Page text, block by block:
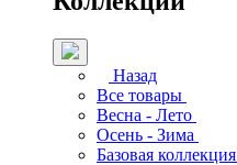
Назад
Все товары
Весна - Лето
Осень - Зима
Базовая коллекция